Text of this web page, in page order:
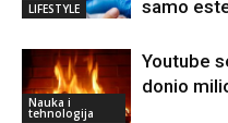
LIFESTYLE
samo
Nauka i
tehnologija
Youtube
donio